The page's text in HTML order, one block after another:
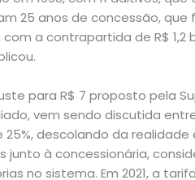
25 anos de concessão, que
a contrapartida de R$ 1,2
para R$ 7 proposto pela
vem sendo discutida
25%, descolando da
à concessionária,
no sistema. Em 2021, a